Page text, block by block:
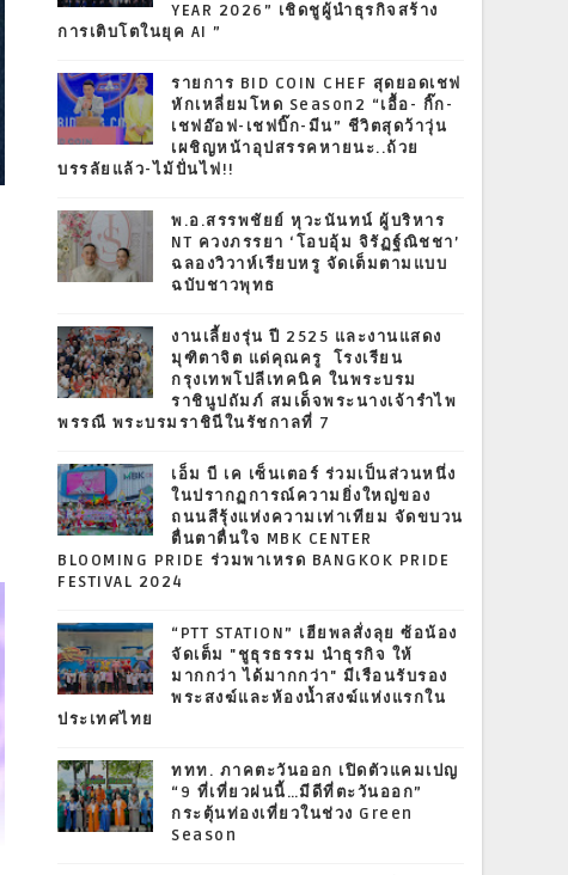
YEAR 2026” เชิดชูผู้นำธุรกิจสร้าง
การเติบโตในยุค AI ”
รายการ BID COIN CHEF สุดยอดเชฟ
หักเหลี่ยมโหด Season2 “เอื้อ- กิ๊ก-
เชฟอ๊อฟ-เชฟบิ๊ก-มีน” ชีวิตสุดว้าวุ่น
เผชิญหน้าอุปสรรคหายนะ..ถ้วย
บรรลัยแล้ว-ไม้ปั่นไฟ!!
พ.อ.สรรพชัยย์ หุวะนันทน์ ผู้บริหาร
NT ควงภรรยา ‘โอบอุ้ม จิรัฏฐ์ณิชชา’
ฉลองวิวาห์เรียบหรู จัดเต็มตามแบบ
ฉบับชาวพุทธ
งานเลี้ยงรุ่น ปี 2525 และงานแสดง
มุฑิตาจิต แด่คุณครู โรงเรียน
กรุงเทพโปลีเทคนิค ในพระบรม
ราชินูปถัมภ์ สมเด็จพระนางเจ้ารำไพ
พรรณี พระบรมราชินีในรัชกาลที่ 7
เอ็ม บี เค เซ็นเตอร์ ร่วมเป็นส่วนหนึ่ง
ในปรากฏการณ์ความยิ่งใหญ่ของ
ถนนสีรุ้งแห่งความเท่าเทียม จัดขบวน
ตื่นตาตื่นใจ MBK CENTER
BLOOMING PRIDE ร่วมพาเหรด BANGKOK PRIDE
FESTIVAL 2024
“PTT STATION” เฮียพลสั่งลุย ซ้อน้อง
จัดเต็ม "ชูธุรธรรม นำธุรกิจ ให้
มากกว่า ได้มากกว่า" มีเรือนรับรอง
พระสงฆ์และห้องน้ำสงฆ์แห่งแรกใน
ประเทศไทย
ททท. ภาคตะวันออก เปิดตัวแคมเปญ
“9 ที่เที่ยวฝนนี้…มีดีที่ตะวันออก”
กระตุ้นท่องเที่ยวในช่วง Green
Season